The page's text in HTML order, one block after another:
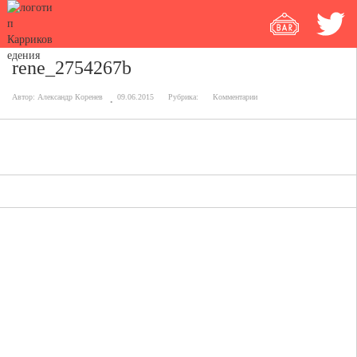
rene_2754267b
Автор: Александр Коренев 09.06.2015 Рубрика: Комментарии